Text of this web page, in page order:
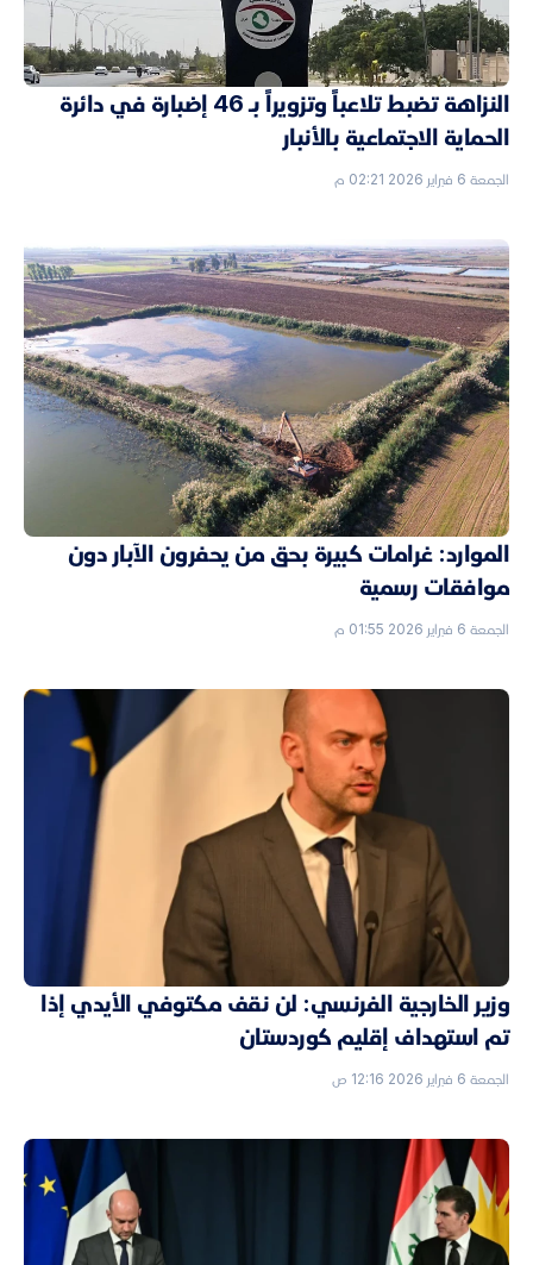
النزاهة تضبط تلاعباً وتزويراً بـ 46 إضبارة في دائرة
الحماية الاجتماعية بالأنبار
الجمعة 6 فبراير 2026 02:21 م
الموارد: غرامات كبيرة بحق من يحفرون الآبار دون
موافقات رسمية
الجمعة 6 فبراير 2026 01:55 م
وزير الخارجية الفرنسي: لن نقف مكتوفي الأيدي إذا
تم استهداف إقليم كوردستان
الجمعة 6 فبراير 2026 12:16 ص